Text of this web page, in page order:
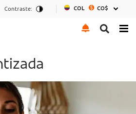
Contraste: COL CO$